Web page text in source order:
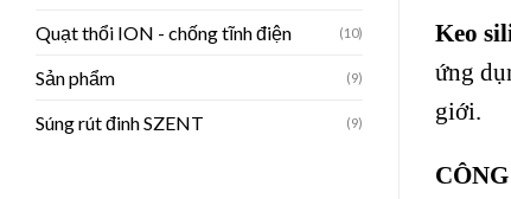
Quạt thổi ION - chống tĩnh điện (10)
Sản phẩm (9)
Súng rút đinh SZENT (9)
Keo
ứng
giới.